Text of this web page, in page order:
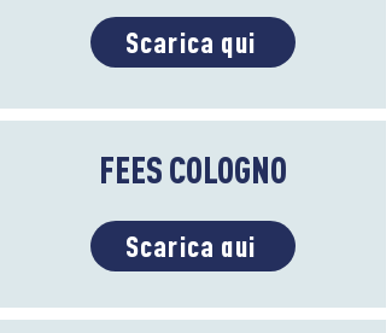
Scarica qui
FEES COLOGNO
Scarica qui